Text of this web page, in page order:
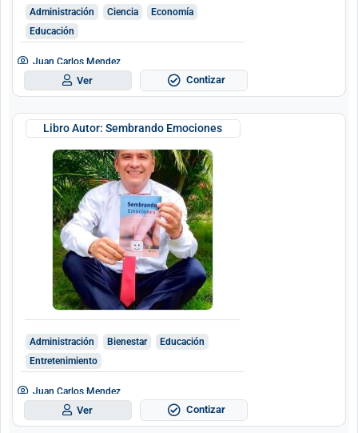
Administración Ciencia
Economía
Educación
Juan Carlos Mendez
Ver Contizar
Libro Autor: Sembrando Emociones
Administración Bienestar
Educación
Entretenimiento
Juan Carlos Mendez
Ver Contizar